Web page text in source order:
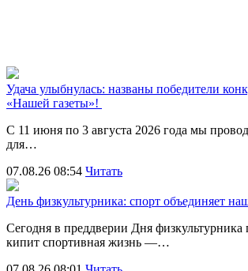
Удача улыбнулась: названы победители
«Нашей газеты»!
С 11 июня по 3 августа 2026 года мы
для…
07.08.26 08:54 Читать
День физкультурника: спорт объединяет
Сегодня в преддверии Дня физкультурника
кипит спортивная жизнь —…